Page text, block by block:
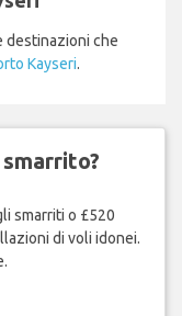
destinazioni che
Kayseri.
smarriti o £520
di voli idonei.